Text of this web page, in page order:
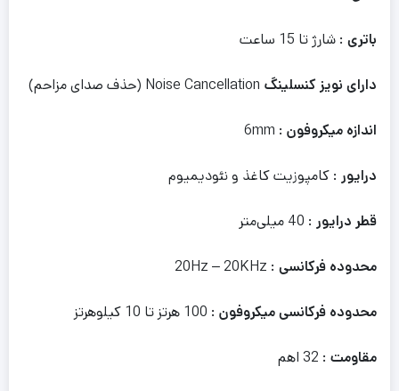
باتری : شارژ تا 15 ساعت
دارای نویز کنسلینگ
اندازه میکروفون : 6mm
درایور : کامپوزیت کاغذ و نئودیمیوم
قطر درایور : 40 میلی‌متر
محدوده فرکانسی : 20Hz – 20KHz
محدوده فرکانسی میکروفون : 100 هرتز تا 10 کیلوهرتز
مقاومت : 32 اهم